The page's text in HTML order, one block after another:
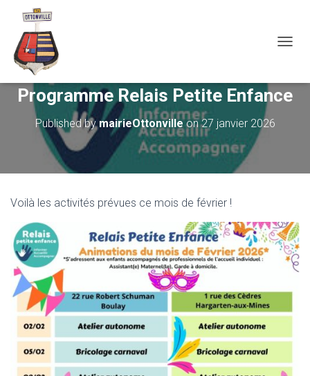
Programme Relais Petite Enfance
Published bymairieOttonvilleon27 janvier 2026
Voilà les activités prévues ce mois de février !